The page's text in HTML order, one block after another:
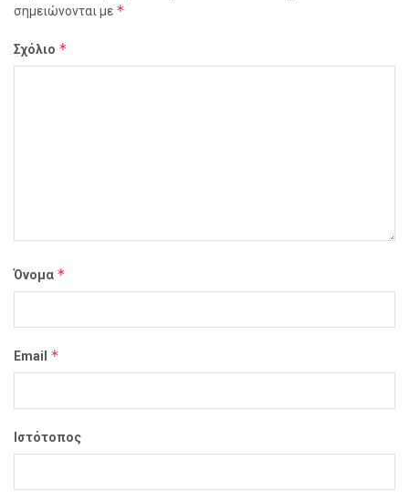
σημειώνονται με *
Σχόλιο *
Όνομα *
Email *
Ιστότοπος